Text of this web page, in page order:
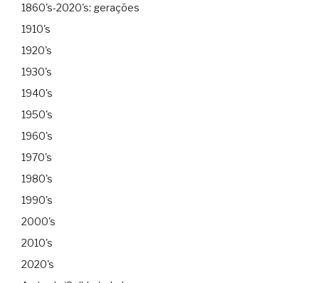
1860's-2020's: gerações
1910's
1920's
1930's
1940's
1950's
1960's
1970's
1980's
1990's
2000's
2010's
2020's